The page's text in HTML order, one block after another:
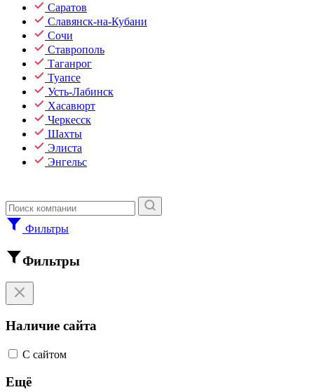
Саратов
Славянск-на-Кубани
Сочи
Ставрополь
Таганрог
Туапсе
Усть-Лабинск
Хасавюрт
Черкесск
Шахты
Элиста
Энгельс
Фильтры
Фильтры
Наличие сайта
С сайтом
Ещё